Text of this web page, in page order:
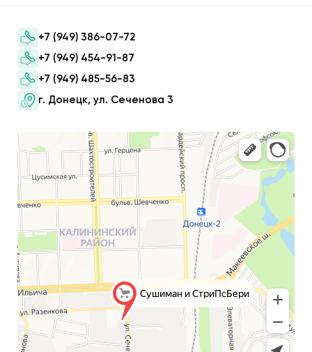
+7 (949) 386-07-72
+7 (949) 454-91-87
+7 (949) 485-56-83
г. Донецк, ул. Сеченова 3